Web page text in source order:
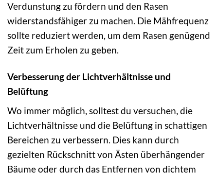
Verdunstung zu fördern und den Rasen
widerstandsfähiger zu machen. Die Mähfrequenz
sollte reduziert werden, um dem Rasen genügend
Zeit zum Erholen zu geben.
Verbesserung der Lichtverhältnisse und
Belüftung
Wo immer möglich, solltest du versuchen, die
Lichtverhältnisse und die Belüftung in schattigen
Bereichen zu verbessern. Dies kann durch
gezielten Rückschnitt von Ästen überhängender
Bäume oder durch das Entfernen von dichtem